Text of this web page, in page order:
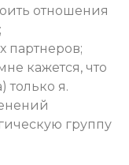
отношения
партнеров;
кажется, что
только я.
группу